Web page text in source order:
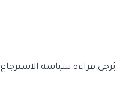
قراءة سياسة الاسترجاع